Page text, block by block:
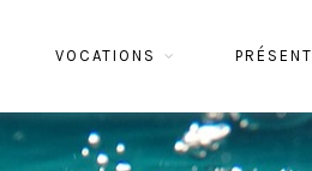
VOCATIONS PRÉSENT